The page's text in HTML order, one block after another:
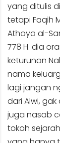
yang ditulis
tetapi Faqih
Athoya al-
778 H. dia
keturunan
nama
lagi jangan
dari Alwi,
juga nasab
tokoh